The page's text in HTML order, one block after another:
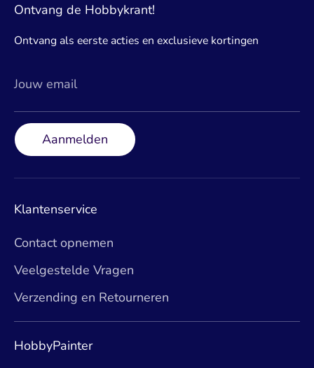
Ontvang de Hobbykrant!
Ontvang als eerste acties en exclusieve kortingen
Jouw email
Aanmelden
Klantenservice
Contact opnemen
Veelgestelde Vragen
Verzending en Retourneren
HobbyPainter